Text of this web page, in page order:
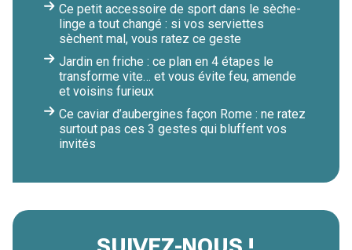
Ce petit accessoire de sport dans le sèche-
linge a tout changé : si vos serviettes
sèchent mal, vous ratez ce geste
Jardin en friche : ce plan en 4 étapes le
transforme vite… et vous évite feu, amende
et voisins furieux
Ce caviar d’aubergines façon Rome : ne ratez
surtout pas ces 3 gestes qui bluffent vos
invités